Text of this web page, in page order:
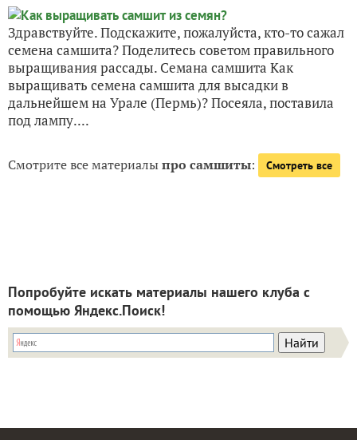
Здравствуйте. Подскажите, пожалуйста, кто-то сажал
семена самшита? Поделитесь советом правильного
выращивания рассады. Семана самшита Как
выращивать семена самшита для высадки в
дальнейшем на Урале (Пермь)? Посеяла, поставила
под лампу....
Смотрите все материалыпро самшиты: Смотреть все
Попробуйте искать материалы нашего клуба с
помощью Яндекс.Поиск!